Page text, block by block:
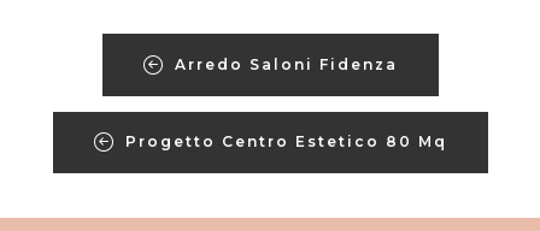
Arredo Saloni Fidenza
Progetto Centro Estetico 80 Mq